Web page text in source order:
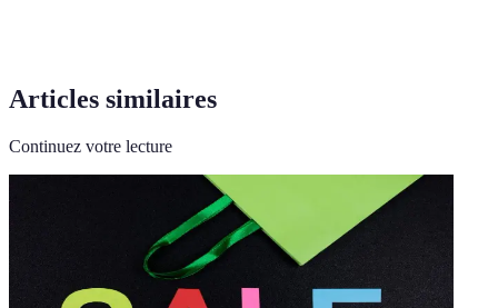
Articles similaires
Continuez votre lecture